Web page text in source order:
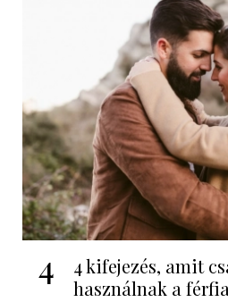
4
4 kifejezés, amit
használnak a